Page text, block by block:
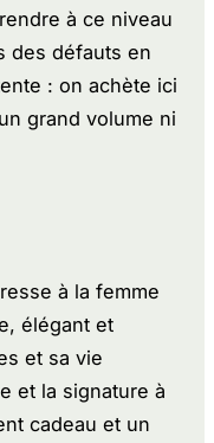
à ce niveau
des défauts en
: on achète ici
grand volume ni
à la femme
élégant et
et sa vie
et la signature à
cadeau et un